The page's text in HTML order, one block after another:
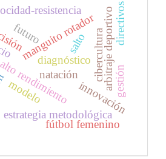
rendimiento
diagnóstico
manguito rotador
natación
estrategia metodológica
innovación
fútbol femenino
arbitraje deportivo
resistencia
salto cibercultura
directivos
gestión
modelo
futuro